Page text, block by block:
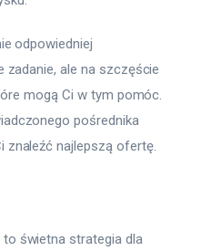
odpowiedniej
zadanie, ale na szczęście
mogą Ci w tym pomóc.
pośrednika
znaleźć najlepszą ofertę.
świetna strategia dla